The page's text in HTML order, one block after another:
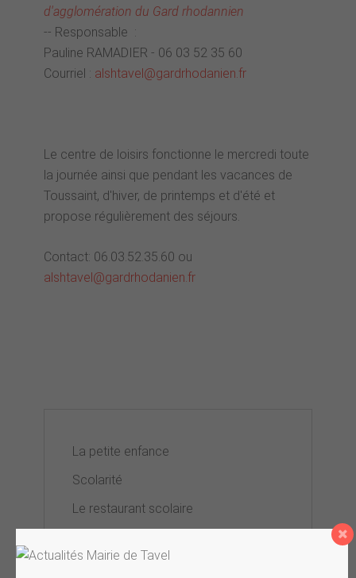
d'agglomération du Gard rhodannien
-- Responsable :
Pauline RAMADIER - 06 03 52 35 60
Courriel : alshtavel@gardrhodanien.fr
Le centre de loisirs fonctionne le mercredi toute
la journée ainsi que pendant les vacances de
Toussaint, d'hiver, de printemps et d'été et
propose régulièrement des séjours.
Contact: 06.03.52.35.60 ou
alshtavel@gardrhodanien.fr
La petite enfance
Scolarité
Le restaurant scolaire